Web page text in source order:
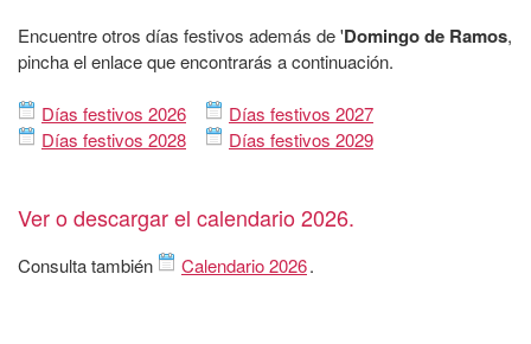
Encuentre otros días festivos además de 'Domingo de Ramos,
pincha el enlace que encontrarás a continuación.
Días festivos 2026
Días festivos 2027
Días festivos 2028
Días festivos 2029
Ver o descargar el calendario 2026.
Consulta también Calendario 2026.